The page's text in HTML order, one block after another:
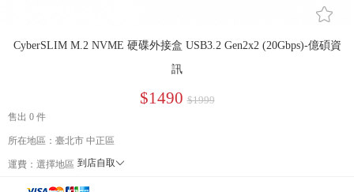
󰄔
CyberSLIM M.2 NVME 硬碟外接盒 USB3.2 Gen2x2 (20Gbps)-億碩資
訊
$1490 $1999
售出 0 件
所在地區：臺北市 中正區
運費： 選擇地區 到店自取󰄘